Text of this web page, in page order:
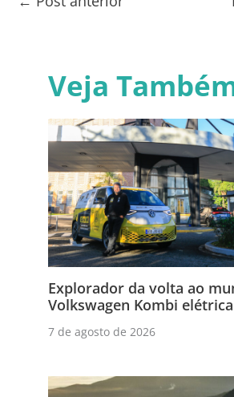
Veja
Explorador da volta ao
Volkswagen Kombi elétrica
7 de agosto de 2026